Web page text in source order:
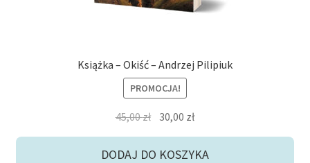
Książka – Okiść – Andrzej Pilipiuk
PROMOCJA!
45,00zł Pierwotna
wynosiła:
30,00 złAktualna
wynosi:
DODAJ DO KOSZYKA